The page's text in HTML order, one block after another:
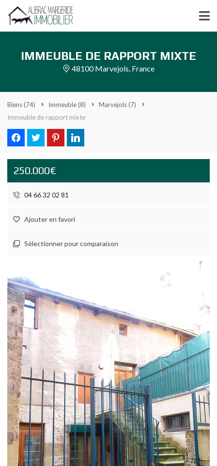
IMMEUBLE DE RAPPORT MIXTE
48100 Marvejols, France
Biens(74) Immeuble(8) Marvejols(7)
Immeuble de rapport mixte
250.000€
04 66 32 02 81
Ajouter en favori
Sélectionner pour comparaison